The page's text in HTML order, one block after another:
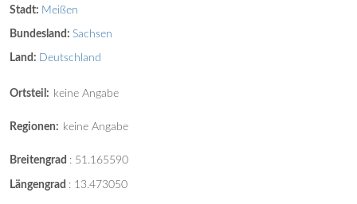
Stadt: Meißen
Bundesland: Sachsen
Land: Deutschland
Ortsteil: keine Angabe
Regionen: keine Angabe
Breitengrad : 51.165590
Längengrad : 13.473050